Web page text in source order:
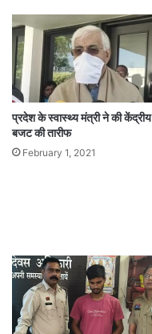
प्रदेश के स्वास्थ्य मंत्री ने की केंद्रीय
बजट की तारीफ
February 1, 2021